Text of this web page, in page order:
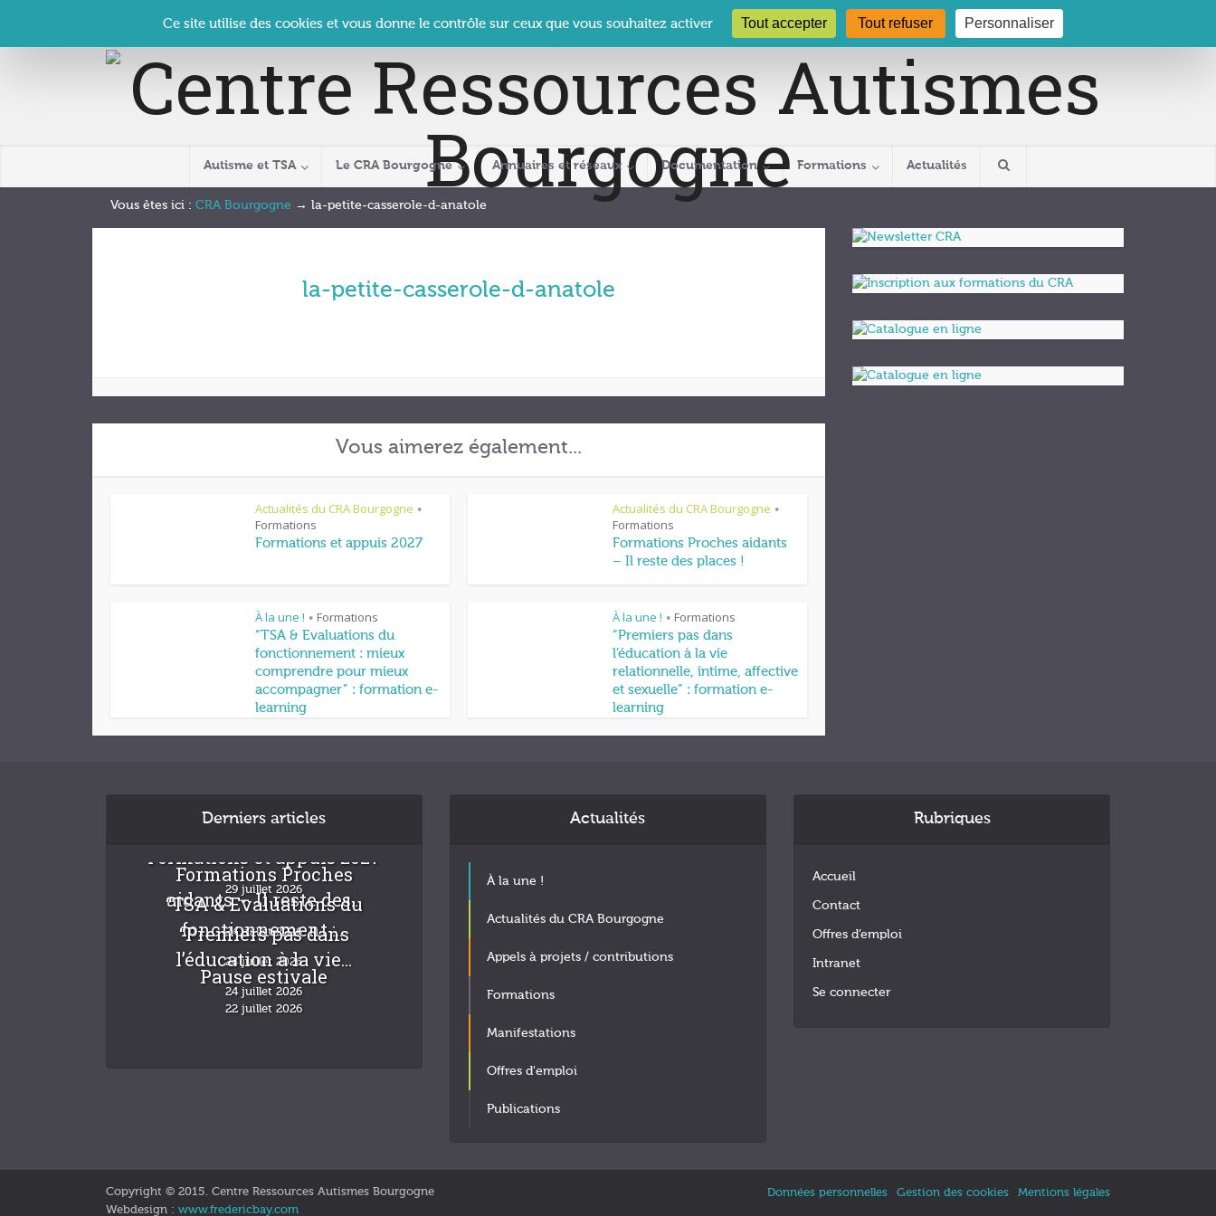
Contact Se connecter | CRA Bourgogne – Le Clos des Présidents – 19-21 rue Coty – 21 000 DIJON cra@crabourgogne.org 03 80 29 54 19
Autisme et TSA Le CRA Bourgogne Annuaires et réseaux Documentation Formations Actualités
Vous êtes ici : CRA Bourgogne → la-petite-casserole-d-anatole
la-petite-casserole-d-anatole
Vous aimerez également...
Actualités du CRA Bourgogne •
Formations
Formations et appuis 2027
Actualités du CRA Bourgogne •
Formations
Formations Proches aidants
– Il reste des places !
À la une ! • Formations
“TSA & Evaluations du
fonctionnement : mieux
comprendre pour mieux
accompagner” : formation e-
learning
À la une ! • Formations
“Premiers pas dans
l’éducation à la vie
relationnelle, intime, affective
et sexuelle” : formation e-
learning
Derniers articles
Formations et appuis 2027
29 juillet 2026
Formations Proches
aidants – Il reste des...
24 juillet 2026
“TSA & Evaluations du
fonctionnement :...
24 juillet 2026
“Premiers pas dans
l’éducation à la vie...
24 juillet 2026
Pause estivale
22 juillet 2026
Actualités
À la une !
Actualités du CRA Bourgogne
Appels à projets / contributions
Formations
Manifestations
Offres d'emploi
Publications
Rubriques
Accueil
Contact
Offres d’emploi
Intranet
Se connecter
Copyright © 2015. Centre Ressources Autismes Bourgogne
Webdesign : www.fredericbay.com
Données personnelles Gestion des cookies Mentions légales
Ce site utilise des cookies et vous donne le contrôle sur ceux que vous souhaitez activer Tout accepter Tout refuser Personnaliser